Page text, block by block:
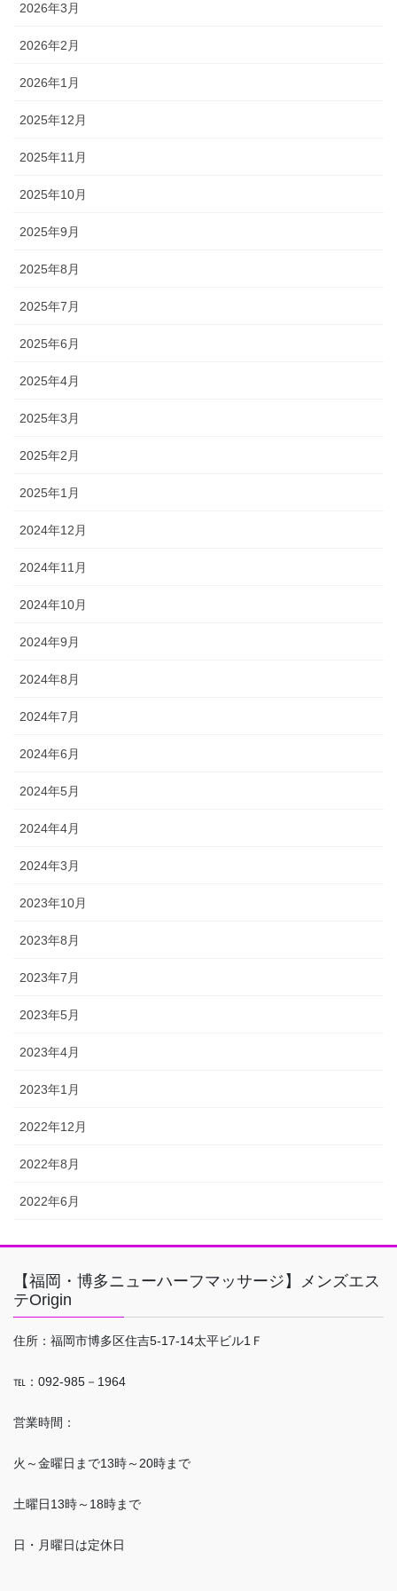
2026年3月
2026年2月
2026年1月
2025年12月
2025年11月
2025年10月
2025年9月
2025年8月
2025年7月
2025年6月
2025年4月
2025年3月
2025年2月
2025年1月
2024年12月
2024年11月
2024年10月
2024年9月
2024年8月
2024年7月
2024年6月
2024年5月
2024年4月
2024年3月
2023年10月
2023年8月
2023年7月
2023年5月
2023年4月
2023年1月
2022年12月
2022年8月
2022年6月
【福岡・博多ニューハーフマッサージ】メンズエス
テOrigin
住所：福岡市博多区住吉5-17-14太平ビル1Ｆ
℡：092-985－1964
営業時間：
火～金曜日まで13時～20時まで
土曜日13時～18時まで
日・月曜日は定休日